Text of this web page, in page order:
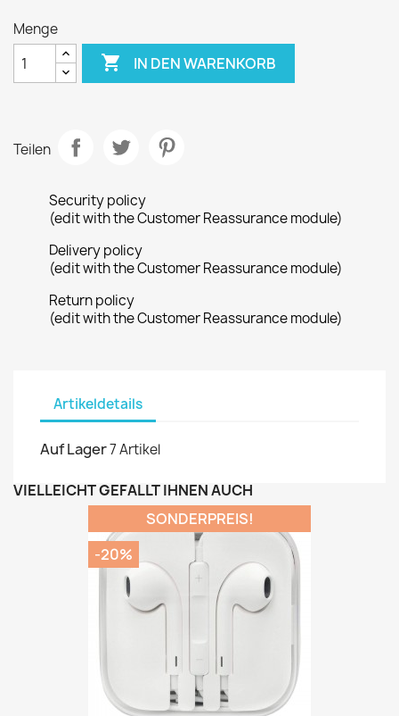
Menge
 IN DEN WARENKORB
Teilen
Security policy
(edit with the Customer Reassurance module)
Delivery policy
(edit with the Customer Reassurance module)
Return policy
(edit with the Customer Reassurance module)
Artikeldetails
Auf Lager7 Artikel
VIELLEICHT GEFÄLLT IHNEN AUCH
SONDERPREIS!
-20%